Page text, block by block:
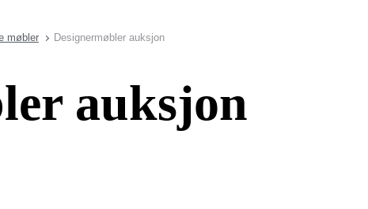
møbler Designermøbler auksjon
auksjon